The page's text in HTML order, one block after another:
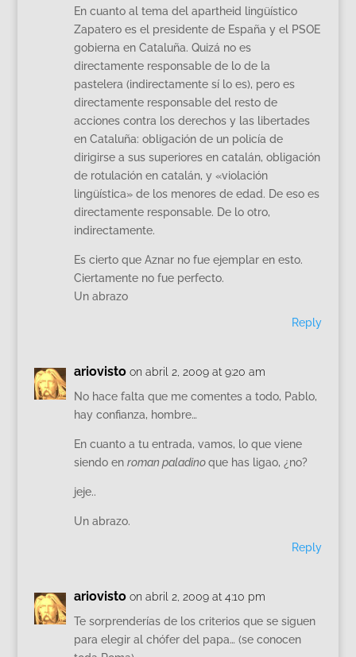
En cuanto al tema del apartheid lingüístico
Zapatero es el presidente de España y el PSOE
gobierna en Cataluña. Quizá no es
directamente responsable de lo de la
pastelera (indirectamente sí lo es), pero es
directamente responsable del resto de
acciones contra los derechos y las libertades
en Cataluña: obligación de un policía de
dirigirse a sus superiores en catalán, obligación
de rotulación en catalán, y «violación
lingüística» de los menores de edad. De eso es
directamente responsable. De lo otro,
indirectamente.
Es cierto que Aznar no fue ejemplar en esto.
Ciertamente no fue perfecto.
Un abrazo
Reply
ariovisto on abril 2, 2009 at 9:20 am
No hace falta que me comentes a todo, Pablo,
hay confianza, hombre…
En cuanto a tu entrada, vamos, lo que viene
siendo en roman paladinoque has ligao, ¿no?
jeje..
Un abrazo.
Reply
ariovisto on abril 2, 2009 at 4:10 pm
Te sorprenderías de los criterios que se siguen
para elegir al chófer del papa… (se conocen